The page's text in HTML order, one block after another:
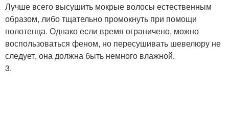
Лучше всего высушить мокрые волосы естественным
образом, либо тщательно промокнуть при помощи
полотенца. Однако если время ограничено, можно
воспользоваться феном, но пересушивать шевелюру не
следует, она должна быть немного влажной.
3.